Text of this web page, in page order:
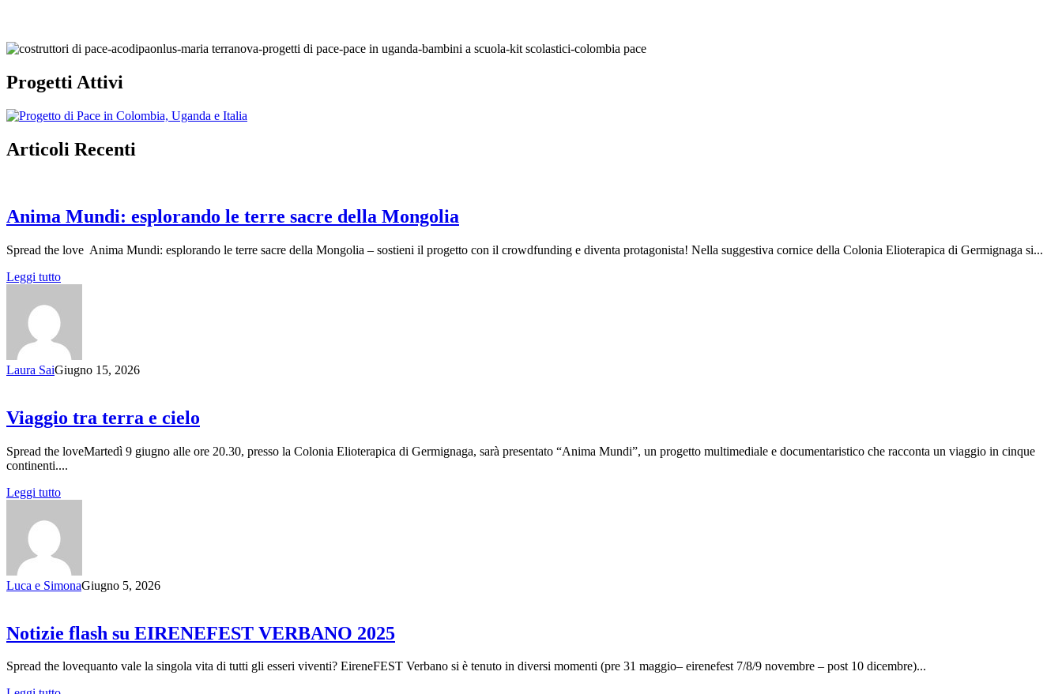
Progetti Attivi
Articoli Recenti
Anima Mundi: esplorando le terre sacre della Mongolia
Spread the love Anima Mundi: esplorando le terre sacre della Mongolia – sostieni il progetto con il crowdfunding e diventa protagonista! Nella suggestiva cornice della Colonia Elioterapica di Germignaga si...
Leggi tutto
Laura SaiGiugno 15, 2026
Viaggio tra terra e cielo
Spread the loveMartedì 9 giugno alle ore 20.30, presso la Colonia Elioterapica di Germignaga, sarà presentato “Anima Mundi”, un progetto multimediale e documentaristico che racconta un viaggio in cinque
continenti....
Leggi tutto
Luca e SimonaGiugno 5, 2026
Notizie flash su EIRENEFEST VERBANO 2025
Spread the lovequanto vale la singola vita di tutti gli esseri viventi? EireneFEST Verbano si è tenuto in diversi momenti (pre 31 maggio– eirenefest 7/8/9 novembre – post 10 dicembre)...